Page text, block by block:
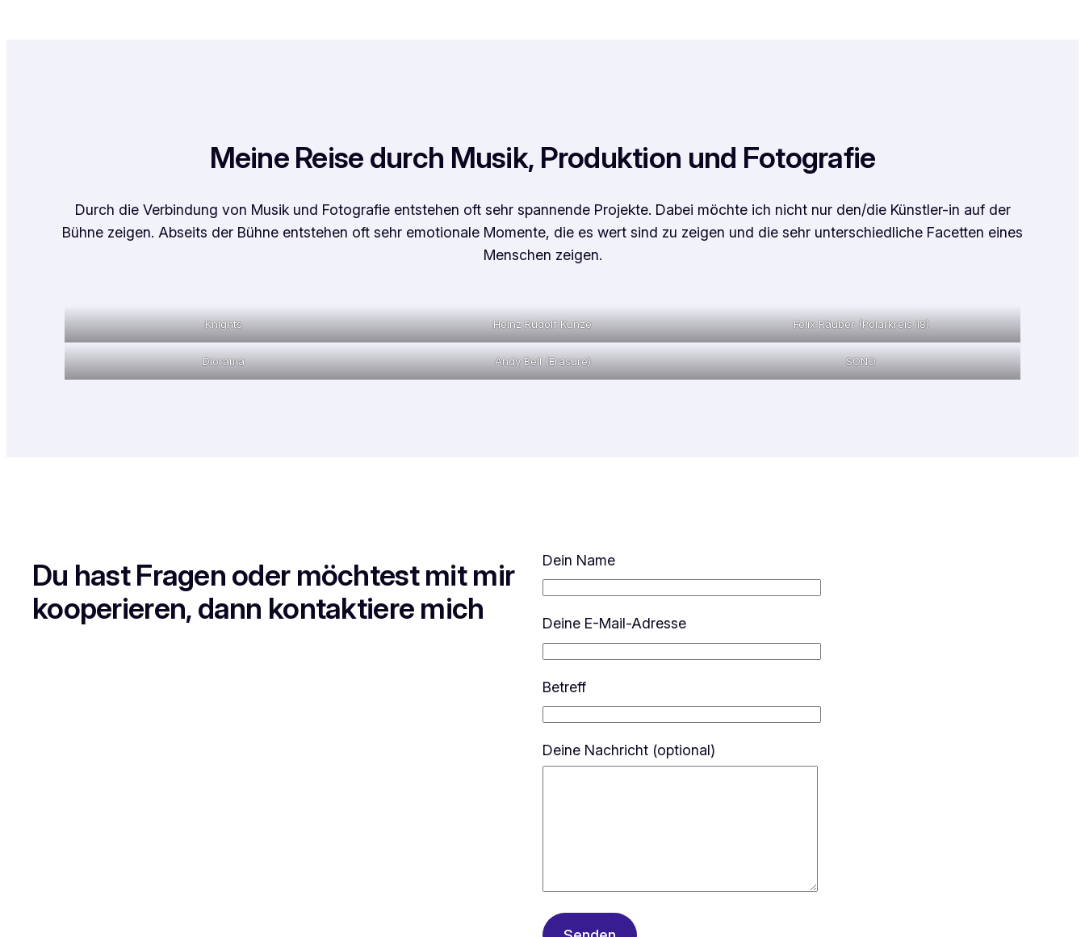
Meine Reise durch Musik, Produktion und Fotografie
Durch die Verbindung von Musik und Fotografie entstehen oft sehr spannende Projekte. Dabei möchte ich nicht nur den/die Künstler-in auf der
Bühne zeigen. Abseits der Bühne entstehen oft sehr emotionale Momente, die es wert sind zu zeigen und die sehr unterschiedliche Facetten eines
Menschen zeigen.
Knights Heinz Rudolf Kunze Felix Räuber (Polarkreis 18)
Diorama Andy Bell (Erasure) SONO
Du hast Fragen oder möchtest mit mir
kooperieren, dann kontaktiere mich
Dein Name
Deine E-Mail-Adresse
Betreff
Deine Nachricht (optional)